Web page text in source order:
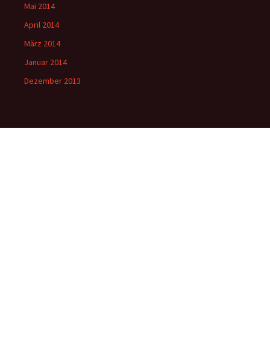
Mai 2014
April 2014
März 2014
Januar 2014
Dezember 2013